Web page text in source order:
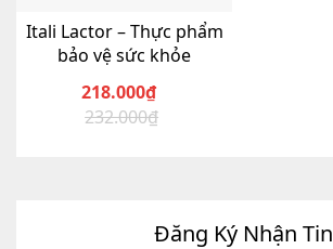
Itali Lactor – Thực phẩm
bảo vệ sức khỏe
232.000₫
Giá
218.000₫
Giá
Đăng Ký Nhận Tin